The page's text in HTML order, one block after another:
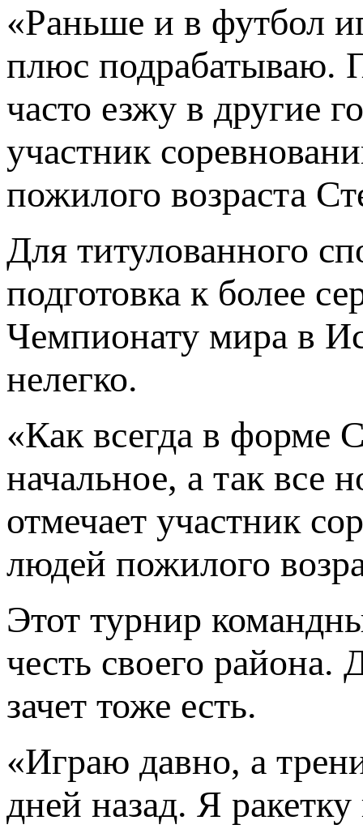
«Раньше и в футбол
плюс подрабатываю.
часто езжу в другие
участник
пожилого возраста
Для титулованного
подготовка к более
Чемпионату мира в
нелегко.
«Как всегда в форме
начальное, а так все
отмечает участник
людей пожилого
Этот турнир
честь своего
зачет тоже есть.
«Играю давно, а
дней назад. Я